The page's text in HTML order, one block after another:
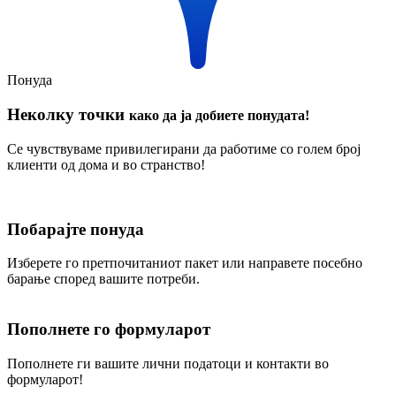
Понуда
Неколку точки како да ја добиете понудата!
Се чувствуваме привилегирани да работиме со голем број
клиенти од дома и во странство!
Побарајте понуда
Изберете го претпочитаниот пакет или направете посебно
барање според вашите потреби.
Пополнете го формуларот
Пополнете ги вашите лични податоци и контакти во
формуларот!